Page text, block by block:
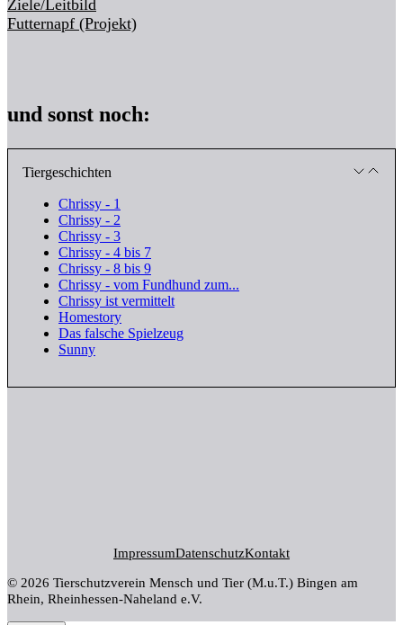
Ziele/Leitbild
Futternapf (Projekt)
und sonst noch:
Tiergeschichten
Chrissy - 1
Chrissy - 2
Chrissy - 3
Chrissy - 4 bis 7
Chrissy - 8 bis 9
Chrissy - vom Fundhund zum...
Chrissy ist vermittelt
Homestory
Das falsche Spielzeug
Sunny
© 2026 Tierschutzverein Mensch und Tier (M.u.T.) Bingen am
Rhein, Rheinhessen-Naheland e.V.
ImpressumDatenschutzKontakt